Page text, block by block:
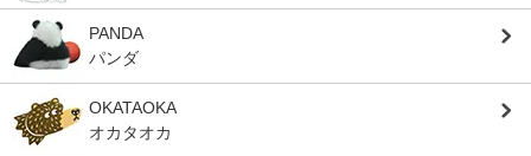
PANDA
パンダ
OKATAOKA
オカタオカ